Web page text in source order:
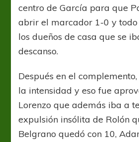
centro de García para que
abrir el marcador 1-0 y
los dueños de casa que se
descanso.
Después en el
la intensidad y eso fue
Lorenzo que además iba a
expulsión insólita de Rolón
Belgrano quedó con 10,